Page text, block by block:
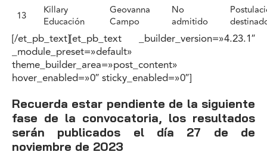
13
Killary
Educación
Geovanna
Campo
No
admitido
[/et_pb_text][et_pb_text _builder_version=»4.23.1″
_module_preset=»default»
theme_builder_area=»post_content»
hover_enabled=»0″ sticky_enabled=»0″]
Recuerda estar pendiente de la siguiente
fase de la convocatoria, los resultados
serán publicados el día 27 de de
noviembre de 2023